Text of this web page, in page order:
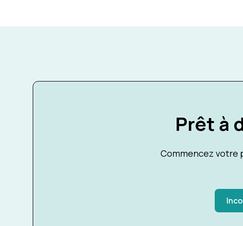
Prêt à
Commencez votre